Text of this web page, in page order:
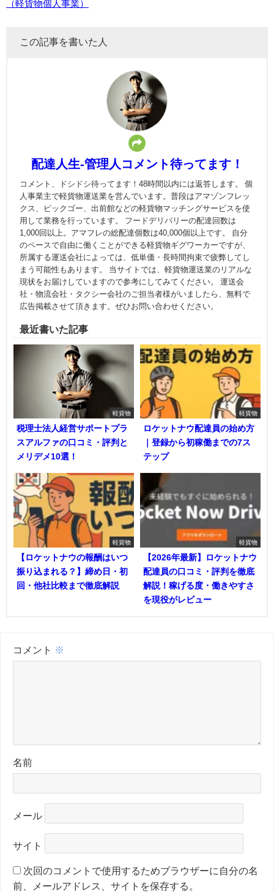
（軽貨物個人事業）
この記事を書いた人
配達人生-管理人コメント待ってます！
コメント、ドシドシ待ってます！48時間以内には返答します。 個
人事業主で軽貨物運送業を営んでいます。普段はアマゾンフレッ
クス、ピックゴー、出前館などの軽貨物マッチングサービスを使
用して業務を行っています。 フードデリバリーの配達回数は
1,000回以上。アマフレの総配達個数は40,000個以上です。 自分
のペースで自由に働くことができる軽貨物ギグワーカーですが、
所属する運送会社によっては、低単価・長時間拘束で疲弊してし
まう可能性もあります。 当サイトでは、軽貨物運送業のリアルな
現状をお届けしていますので参考にしてみてください。 運送会
社・物流会社・タクシー会社のご担当者様がいましたら、無料で
広告掲載させて頂きます。ぜひお問い合わせください。
最近書いた記事
軽貨物
税理士法人経営サポートプラ
スアルファの口コミ・評判と
メリデメ10選！
軽貨物
ロケットナウ配達員の始め方
｜登録から初稼働までの7ス
テップ
軽貨物
【ロケットナウの報酬はいつ
振り込まれる？】締め日・初
回・他社比較まで徹底解説
軽貨物
【2026年最新】ロケットナウ
配達員の口コミ・評判を徹底
解説！稼げる度・働きやすさ
を現役がレビュー
コメント ※
名前
メール
サイト
次回のコメントで使用するためブラウザーに自分の名
前、メールアドレス、サイトを保存する。